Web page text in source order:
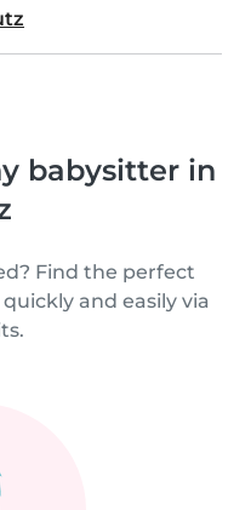
babysitter in
Find the perfect
and easily via